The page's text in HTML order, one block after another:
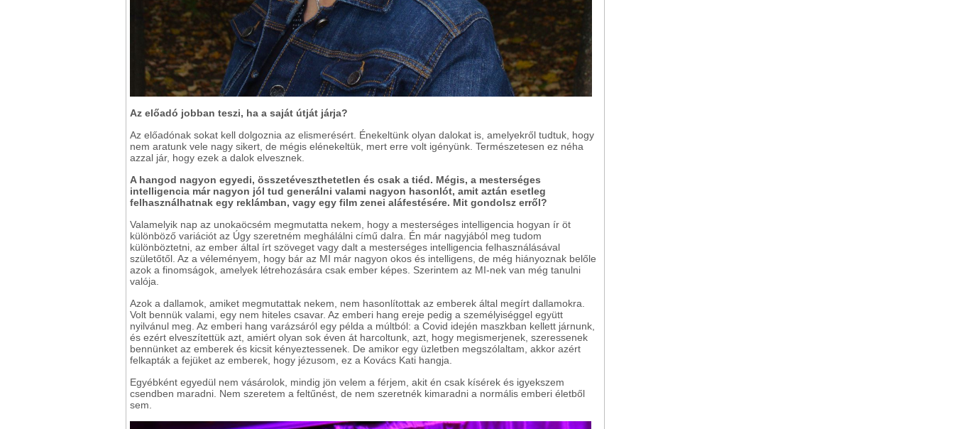
Az előadó jobban teszi, ha a saját útját járja?
Az előadónak sokat kell dolgoznia az elismerésért. Énekeltünk olyan dalokat is, amelyekről tudtuk, hogy
nem aratunk vele nagy sikert, de mégis elénekeltük, mert erre volt igényünk. Természetesen ez néha
azzal jár, hogy ezek a dalok elvesznek.
A hangod nagyon egyedi, összetéveszthetetlen és csak a tiéd. Mégis, a mesterséges
intelligencia már nagyon jól tud generálni valami nagyon hasonlót, amit aztán esetleg
felhasználhatnak egy reklámban, vagy egy film zenei aláfestésére. Mit gondolsz erről?
Valamelyik nap az unokaöcsém megmutatta nekem, hogy a mesterséges intelligencia hogyan ír öt
különböző variációt az Úgy szeretném meghálálni című dalra. Én már nagyjából meg tudom
különböztetni, az ember által írt szöveget vagy dalt a mesterséges intelligencia felhasználásával
születőtől. Az a véleményem, hogy bár az MI már nagyon okos és intelligens, de még hiányoznak belőle
azok a finomságok, amelyek létrehozására csak ember képes. Szerintem az MI-nek van még tanulni
valója.
Azok a dallamok, amiket megmutattak nekem, nem hasonlítottak az emberek által megírt dallamokra.
Volt bennük valami, egy nem hiteles csavar. Az emberi hang ereje pedig a személyiséggel együtt
nyilvánul meg. Az emberi hang varázsáról egy példa a múltból: a Covid idején maszkban kellett járnunk,
és ezért elveszítettük azt, amiért olyan sok éven át harcoltunk, azt, hogy megismerjenek, szeressenek
bennünket az emberek és kicsit kényeztessenek. De amikor egy üzletben megszólaltam, akkor azért
felkapták a fejüket az emberek, hogy jézusom, ez a Kovács Kati hangja.
Egyébként egyedül nem vásárolok, mindig jön velem a férjem, akit én csak kísérek és igyekszem
csendben maradni. Nem szeretem a feltűnést, de nem szeretnék kimaradni a normális emberi életből
sem.